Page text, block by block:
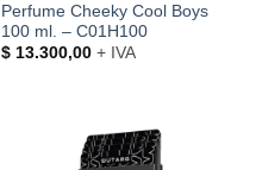
Perfume Cheeky Cool Boys
100 ml. – C01H100
$13.300,00+ IVA